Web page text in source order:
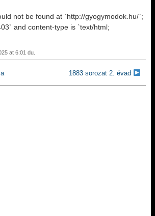
not be found at `http://gyogymodok.hu/`;
and content-type is `text/html;
at 6:01 du.
1883 sorozat 2. évad